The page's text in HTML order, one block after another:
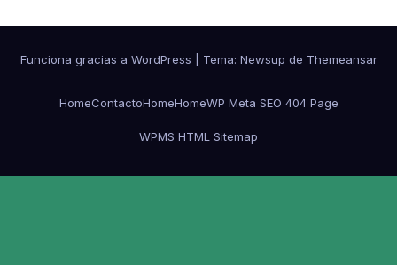
Funciona gracias a WordPress Tema: Newsup de Themeansar
HomeContactoHomeHomeWP Meta SEO 404 Page
WPMS HTML Sitemap